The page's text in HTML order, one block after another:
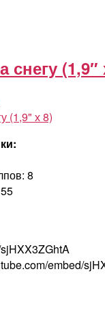
снегу (1,9″
(1,9" х 8)
8
embed/